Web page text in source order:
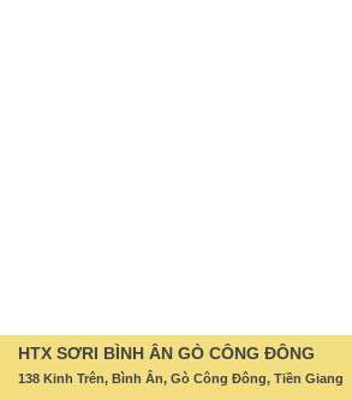
HTX SƠRI BÌNH ÂN GÒ CÔNG ĐÔNG
138 Kinh Trên, Bình Ân, Gò Công Đông, Tiền Giang